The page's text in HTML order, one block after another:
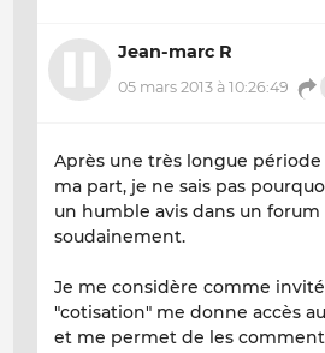
Jean-marc R
05 mars 2013 à 10:26:49
Après une très longue
ma part, je ne sais pas
un humble avis dans un
soudainement.
Je me considère comme invité
"cotisation" me donne accès
et me permet de les